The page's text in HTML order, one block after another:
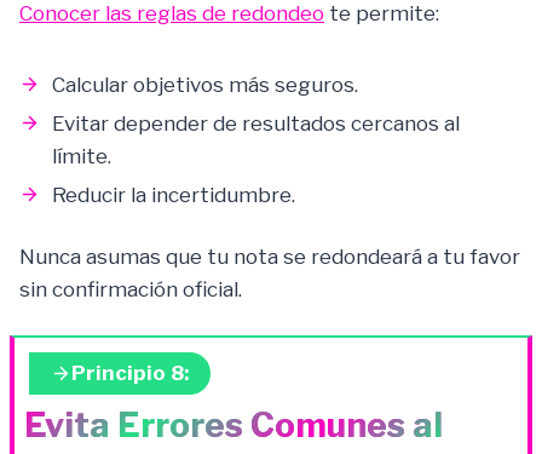
Conocer las reglas de redondeo te permite:
Calcular objetivos más seguros.
Evitar depender de resultados cercanos al
límite.
Reducir la incertidumbre.
Nunca asumas que tu nota se redondeará a tu favor
sin confirmación oficial.
Principio 8:
Evita Errores Comunes al